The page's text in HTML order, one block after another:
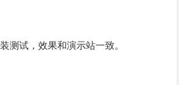
测试，效果和演示站一致。